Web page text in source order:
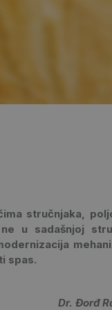
stručnjaka,
u sadašnjoj
spas.
Dr. Đorđ